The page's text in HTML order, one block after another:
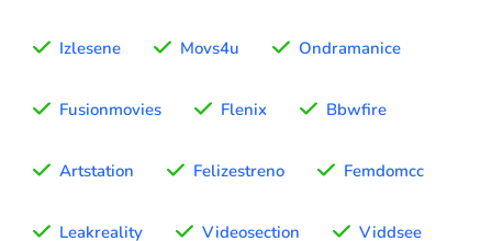
Izlesene Movs4u Ondramanice
Fusionmovies Flenix Bbwfire
Artstation Felizestreno Femdomcc
Leakreality Videosection Viddsee